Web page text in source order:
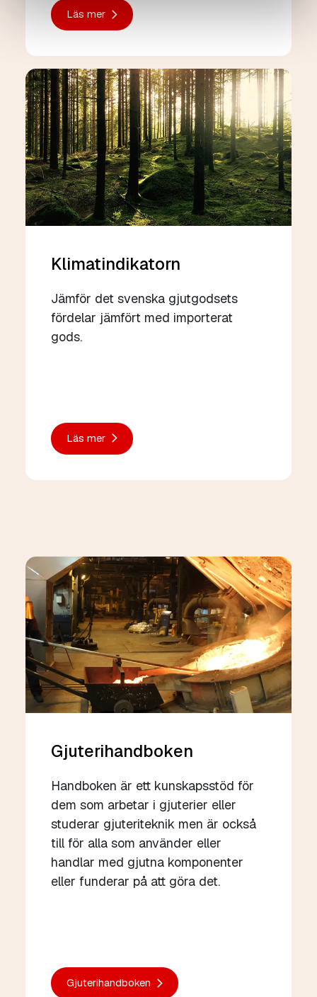
Läs mer
Klimatindikatorn
Jämför det svenska gjutgodsets
fördelar jämfört med importerat
gods.
Läs mer
Gjuterihandboken
Handboken är ett kunskapsstöd för
dem som arbetar i gjuterier eller
studerar gjuteriteknik men är också
till för alla som använder eller
handlar med gjutna komponenter
eller funderar på att göra det.
Gjuterihandboken